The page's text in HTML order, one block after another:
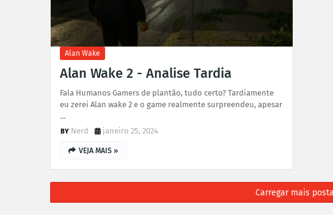
Alan Wake
Alan Wake 2 - Analise Tardia
Fala Humanos Gamers de plantão, tudo certo? Tardiamente
eu zerei Alan wake 2 e o game realmente surpreendeu, apesar
…
Nerd
janeiro 25, 2024
VEJA MAIS »
Carregar mais